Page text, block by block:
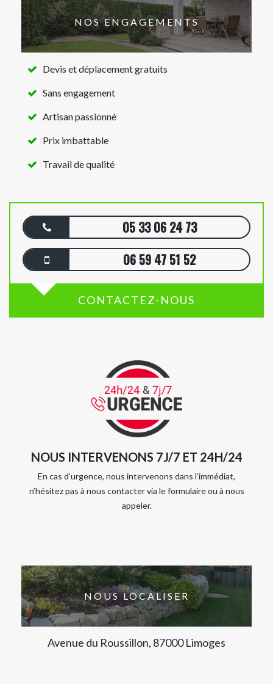
NOS ENGAGEMENTS
Devis et déplacement gratuits
Sans engagement
Artisan passionné
Prix imbattable
Travail de qualité
05 33 06 24 73
06 59 47 51 52
CONTACTEZ-NOUS
NOUS INTERVENONS 7J/7 ET 24H/24
En cas d’urgence, nous intervenons dans l’immédiat,
n’hésitez pas à nous contacter via le formulaire ou à nous
appeler.
NOUS LOCALISER
Avenue du Roussillon, 87000 Limoges